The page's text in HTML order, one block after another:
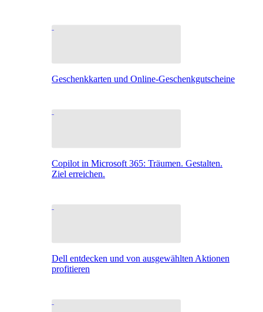
Geschenkkarten und Online-Geschenkgutscheine
Copilot in Microsoft 365: Träumen. Gestalten.
Ziel erreichen.
Dell entdecken und von ausgewählten Aktionen
profitieren